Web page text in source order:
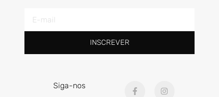
mail
INSCREVER
Siga-nos
a
n